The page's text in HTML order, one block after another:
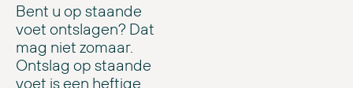
Bent u op staande
voet ontslagen? Dat
mag niet zomaar.
Ontslag op staande
voet is een heftige